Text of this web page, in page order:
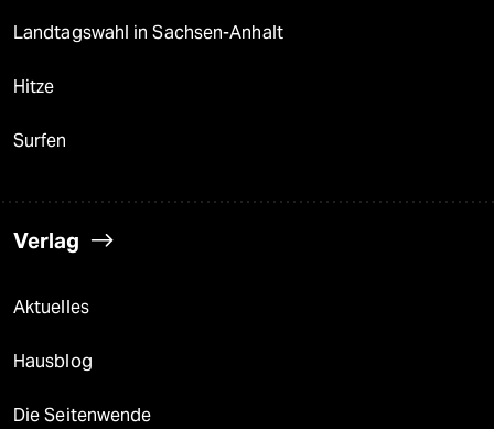
Landtagswahl in Sachsen-Anhalt
Hitze
Surfen
Verlag
Aktuelles
Hausblog
Die Seitenwende